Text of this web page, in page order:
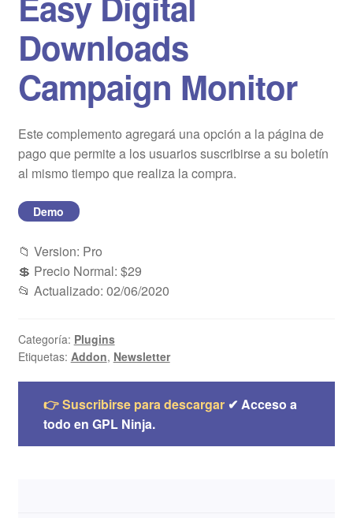
Blog
Mi cuenta
Downloads
Campaign Monitor
Este complemento agregará una opción a la página de
pago que permite a los usuarios suscribirse a su boletín
al mismo tiempo que realiza la compra.
Demo
📁 Version: Pro
💲 Precio Normal: $29
📂 Actualizado: 02/06/2020
Categoría: Plugins
Etiquetas: Addon, Newsletter
👉 Suscribirse para descargar✔ Acceso a
todo en GPL Ninja.